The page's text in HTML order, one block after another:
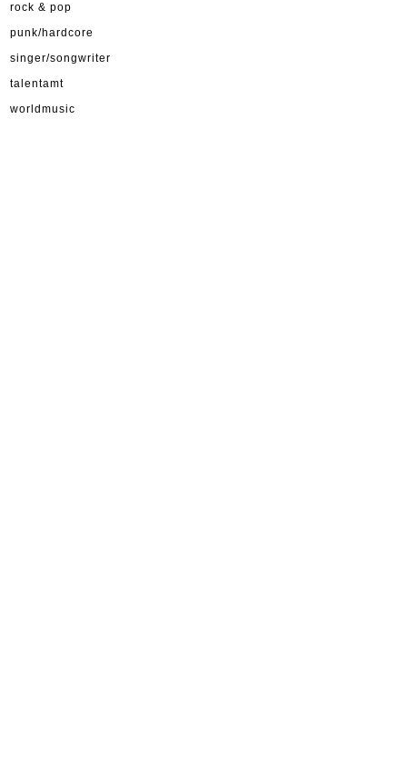
rock & pop
punk/hardcore
singer/songwriter
talentamt
worldmusic